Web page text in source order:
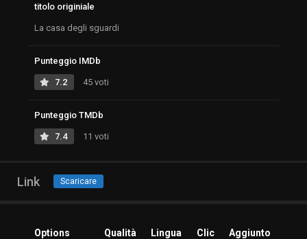
titolo originiale
La casa degli sguardi
Punteggio IMDb
7.2 45 voti
Punteggio TMDb
7.4 11 voti
Link Scaricare
Options Qualità Lingua Clic Aggiunto